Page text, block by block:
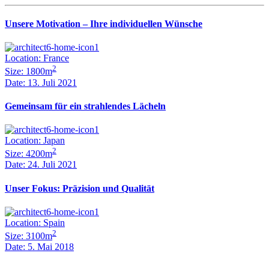
Unsere Motivation – Ihre individuellen Wünsche
Location: France
Size: 1800m2
Date: 13. Juli 2021
Gemeinsam für ein strahlendes Lächeln
Location: Japan
Size: 4200m2
Date: 24. Juli 2021
Unser Fokus: Präzision und Qualität
Location: Spain
Size: 3100m2
Date: 5. Mai 2018